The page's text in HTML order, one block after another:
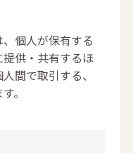
個人が保有する
供・共有するほ
間で取引する、
。